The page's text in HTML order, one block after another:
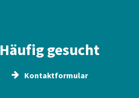
Häufig gesucht
Kontaktformular